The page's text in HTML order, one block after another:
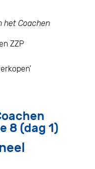
het Coachen
ZZP
8 (dag 1)